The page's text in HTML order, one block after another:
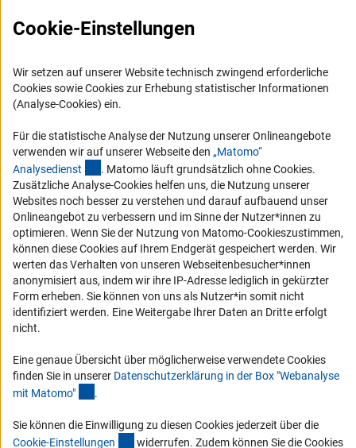
FAQ
Logo und Corporate Design
RSS-Feeds
Vergabeverfahren
Barrierefreiheit
Service und Informationen für Menschen mit Behinderungen
Erklärung zur Barrierefreiheit
Barriere melden
DFG-aktuell
Erhalten Sie Neuigkeiten aus der DFG direkt in Ihr Mailpostfach oder
schauen Sie sich die Ausgaben online an.
Zum Newsletter
Cookie-Einstellungen
Wir setzen auf unserer Website technisch zwingend erforderliche
Cookies sowie Cookies zur Erhebung statistischer Informationen
(Analyse-Cookies) ein.
Für die statistische Analyse der Nutzung unserer Onlineangebote
verwenden wir auf unserer Webseite den „Matomo“
Analysedienst (externer Link)
. Matomo läuft grundsätzlich ohne Cookies.
Zusätzliche Analyse-Cookies helfen uns, die Nutzung unserer
Websites noch besser zu verstehen und darauf aufbauend unser
Onlineangebot zu verbessern und im Sinne der Nutzer*innen zu
optimieren. Wenn Sie der Nutzung von Matomo-Cookieszustimmen,
können diese Cookies auf Ihrem Endgerät gespeichert werden. Wir
werten das Verhalten von unseren Webseitenbesucher*innen
anonymisiert aus, indem wir ihre IP-Adresse lediglich in gekürzter
Form erheben. Sie können von uns als Nutzer*in somit nicht
identifiziert werden. Eine Weitergabe Ihrer Daten an Dritte erfolgt
nicht.
Eine genaue Übersicht über möglicherweise verwendete Cookies
finden Sie in unserer Datenschutzerklärung in der Box "Webanalyse
mit Matomo" .
Sie können die Einwilligung zu diesen Cookies jederzeit über die
Cookie-Einstellungen (interner Link)
widerrufen. Zudem können Sie die Cookies